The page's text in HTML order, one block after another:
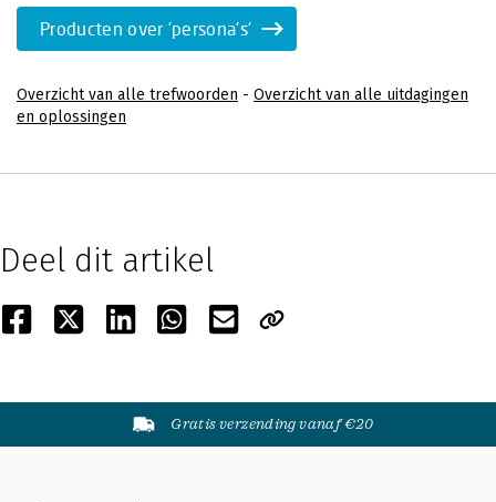
Producten over 'persona's'
Overzicht van alle trefwoorden - Overzicht van alle uitdagingen
en oplossingen
Deel dit artikel
Gratis verzending vanaf €20